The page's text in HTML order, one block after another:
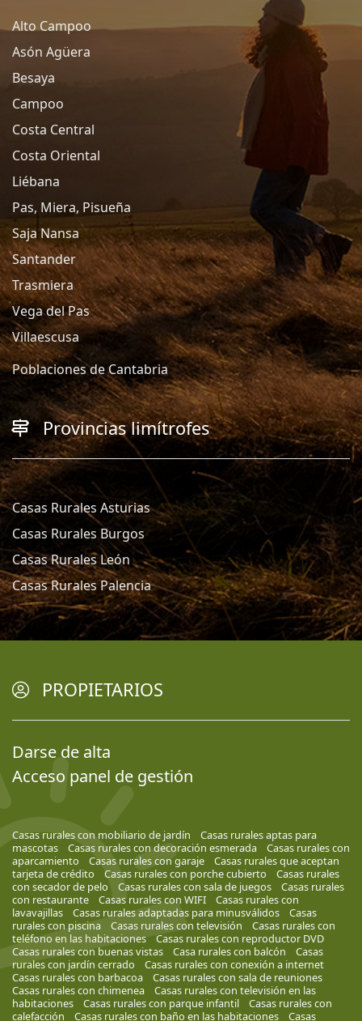
Alto Campoo
Asón Agüera
Besaya
Campoo
Costa Central
Costa Oriental
Liébana
Pas, Miera, Pisueña
Saja Nansa
Santander
Trasmiera
Vega del Pas
Villaescusa
Poblaciones de Cantabria
Provincias limítrofes
Casas Rurales Asturias
Casas Rurales Burgos
Casas Rurales León
Casas Rurales Palencia
PROPIETARIOS
Darse de alta
Acceso panel de gestión
Casas rurales con mobiliario de jardín
Casas rurales aptas para
mascotas
Casas rurales con decoración esmerada
Casas rurales con
aparcamiento
Casas rurales con garaje
Casas rurales que aceptan
tarjeta de crédito
Casas rurales con porche cubierto
Casas rurales
con secador de pelo
Casas rurales con sala de juegos
Casas rurales
con restaurante
Casas rurales con WIFI
Casas rurales con
lavavajillas
Casas rurales adaptadas para minusválidos
Casas
rurales con piscina
Casas rurales con televisión
Casas rurales con
teléfono en las habitaciones
Casas rurales con reproductor DVD
Casas rurales con buenas vistas
Casa rurales con balcón
Casas
rurales con jardín cerrado
Casas rurales con conexión a internet
Casas rurales con barbacoa
Casas rurales con sala de reuniones
Casas rurales con chimenea
Casas rurales con televisión en las
habitaciones
Casas rurales con parque infantil
Casas rurales con
calefacción
Casas rurales con baño en las habitaciones Casas